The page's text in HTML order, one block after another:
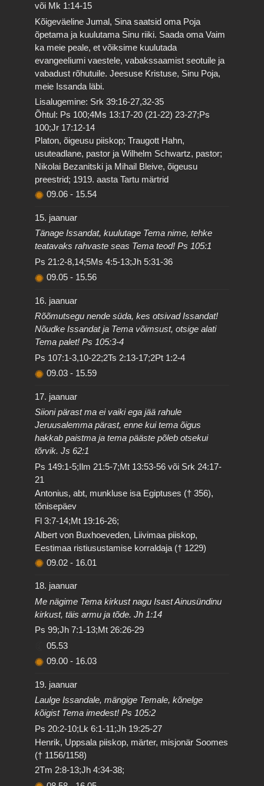
või Mk 1:14-15
Kõigeväeline Jumal, Sina saatsid oma Poja
õpetama ja kuulutama Sinu riiki. Saada oma Vaim
ka meie peale, et võiksime kuulutada
evangeeliumi vaestele, vabakssaamist seotuile ja
vabadust rõhutuile. Jeesuse Kristuse, Sinu Poja,
meie Issanda läbi.
Lisalugemine: Srk 39:16-27,32-35
Õhtul: Ps 100;4Ms 13:17-20 (21-22) 23-27;Ps
100;Jr 17:12-14
Platon, õigeusu piiskop; Traugott Hahn,
usuteadlane, pastor ja Wilhelm Schwartz, pastor;
Nikolai Bezanitski ja Mihail Bleive, õigeusu
preestrid; 1919. aasta Tartu märtrid
09.06 - 15.54
15. jaanuar
Tänage Issandat, kuulutage Tema nime, tehke
teatavaks rahvaste seas Tema teod! Ps 105:1
Ps 21:2-8,14;5Ms 4:5-13;Jh 5:31-36
09.05 - 15.56
16. jaanuar
Rõõmutsegu nende süda, kes otsivad Issandat!
Nõudke Issandat ja Tema võimsust, otsige alati
Tema palet! Ps 105:3-4
Ps 107:1-3,10-22;2Ts 2:13-17;2Pt 1:2-4
09.03 - 15.59
17. jaanuar
Siioni pärast ma ei vaiki ega jää rahule
Jeruusalemma pärast, enne kui tema õigus
hakkab paistma ja tema pääste põleb otsekui
tõrvik. Js 62:1
Ps 149:1-5;Ilm 21:5-7;Mt 13:53-56 või Srk 24:17-
21
Antonius, abt, munkluse isa Egiptuses († 356),
tõnisepäev
Fl 3:7-14;Mt 19:16-26;
Albert von Buxhoeveden, Liivimaa piiskop,
Eestimaa ristiusustamise korraldaja († 1229)
09.02 - 16.01
18. jaanuar
Me nägime Tema kirkust nagu Isast Ainusündinu
kirkust, täis armu ja tõde. Jh 1:14
Ps 99;Jh 7:1-13;Mt 26:26-29
05.53
09.00 - 16.03
19. jaanuar
Laulge Issandale, mängige Temale, kõnelge
kõigist Tema imedest! Ps 105:2
Ps 20:2-10;Lk 6:1-11;Jh 19:25-27
Henrik, Uppsala piiskop, märter, misjonär Soomes
(† 1156/1158)
2Tm 2:8-13;Jh 4:34-38;